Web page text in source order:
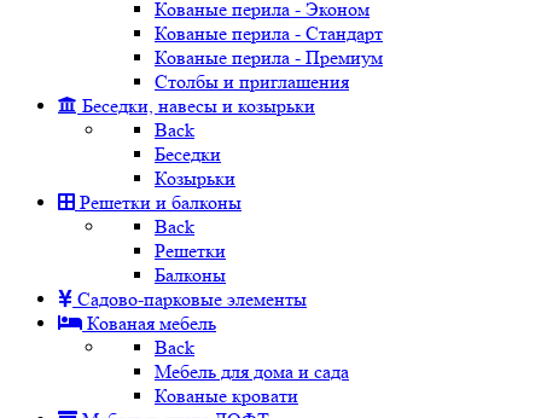
Кованые перила - Эконом
Кованые перила - Стандарт
Кованые перила - Премиум
Столбы и приглашения
Беседки, навесы и козырьки
Back
Беседки
Козырьки
Решетки и балконы
Back
Решетки
Балконы
Садово-парковые элементы
Кованая мебель
Back
Мебель для дома и сада
Кованые кровати